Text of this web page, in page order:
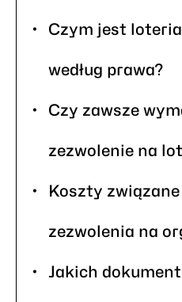
Czym jest
według prawa?
Czy zawsze
zezwolenie na
Koszty
zezwolenia na
Jakich